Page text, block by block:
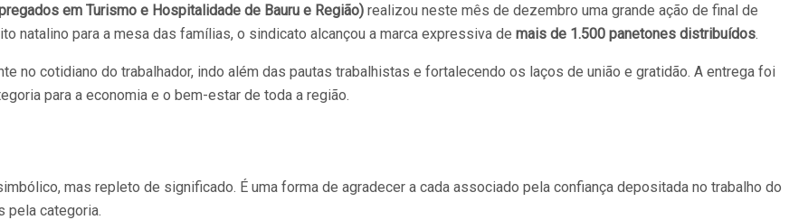
em Turismo e Hospitalidade de Bauru e Região) realizou neste mês de dezembro uma grande ação de final de
natalino para a mesa das famílias, o sindicato alcançou a marca expressiva de mais de 1.500 panetones distribuídos.
no cotidiano do trabalhador, indo além das pautas trabalhistas e fortalecendo os laços de união e gratidão. A entrega foi
para a economia e o bem-estar de toda a região.
mas repleto de significado. É uma forma de agradecer a cada associado pela confiança depositada no trabalho do
pela categoria.